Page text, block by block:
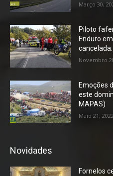
Março 30,
Piloto
Enduro
cancelada.
Novembro
Emoções
este
MAPAS)
Maio 21, 2022
Novidades
Fornelos